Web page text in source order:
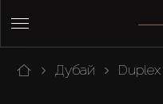
Дубай